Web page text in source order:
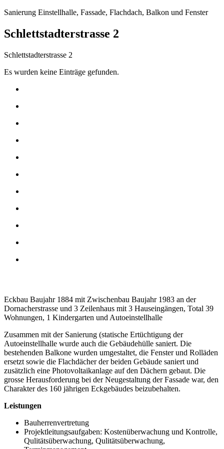
Sanierung Einstellhalle, Fassade, Flachdach, Balkon und Fenster
Schlettstadterstrasse 2
Schlettstadterstrasse 2
Es wurden keine Einträge gefunden.
Eckbau Baujahr 1884 mit Zwischenbau Baujahr 1983 an der
Dornacherstrasse und 3 Zeilenhaus mit 3 Hauseingängen, Total 39
Wohnungen, 1 Kindergarten und Autoeinstellhalle
Zusammen mit der Sanierung (statische Ertüchtigung der
Autoeinstellhalle wurde auch die Gebäudehülle saniert. Die
bestehenden Balkone wurden umgestaltet, die Fenster und Rolläden
ersetzt sowie die Flachdächer der beiden Gebäude saniert und
zusätzlich eine Photovoltaikanlage auf den Dächern gebaut. Die
grosse Herausforderung bei der Neugestaltung der Fassade war, den
Charakter des 160 jährigen Eckgebäudes beizubehalten.
Leistungen
Bauherrenvertretung
Projektleitungsaufgaben: Kostenüberwachung und Kontrolle,
Qulitätsüberwachung, Qulitätsüberwachung,